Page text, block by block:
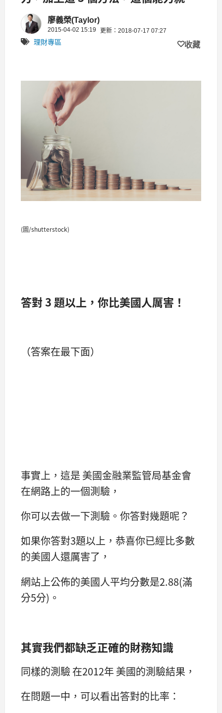
延續...廖義榮(Taylor)
2015-04-02 15:19 更新：2018-07-17 07:27
理財專區 收藏
(圖/shutterstock)
答對 3 題以上，你比美國人厲害！
（答案在最下面）
事實上，這是 美國金融業監管局基金會
在網路上的一個測驗，
你可以去做一下測驗。你答對幾題呢？
如果你答對3題以上，恭喜你已經比多數
的美國人還厲害了，
網站上公佈的美國人平均分數是2.88(滿
分5分)。
其實我們都缺乏正確的財務知識
同樣的測驗 在2012年 美國的測驗結果，
在問題一中，可以看出答對的比率：